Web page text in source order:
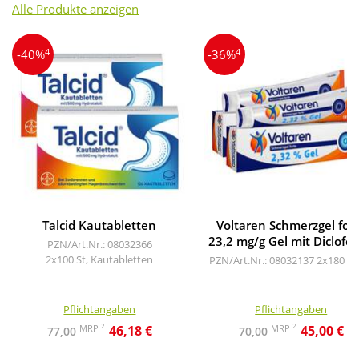
Alle Produkte anzeigen
-40%4
Talcid Kautabletten
PZN/Art.Nr.: 08032366
2x100 St, Kautabletten
Pflichtangaben
77,00 MRP 2 46,18 €
-36%4
Voltaren Schmerzgel
23,2 mg/g Gel mit
PZN/Art.Nr.: 080321372x180 g,
Pflichtangaben
70,00 MRP 2 45,00 €